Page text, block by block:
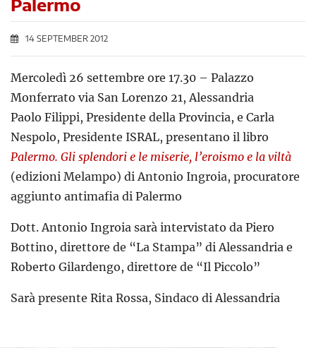
Palermo
14 SEPTEMBER 2012
Mercoledì 26 settembre ore 17.30 – Palazzo
Monferrato via San Lorenzo 21, Alessandria
Paolo Filippi, Presidente della Provincia, e Carla
Nespolo, Presidente ISRAL, presentano il libro
Palermo. Gli splendori e le miserie, l’eroismo e la viltà
(edizioni Melampo) di Antonio Ingroia, procuratore
aggiunto antimafia di Palermo
Dott. Antonio Ingroia sarà intervistato da Piero
Bottino, direttore de “La Stampa” di Alessandria e
Roberto Gilardengo, direttore de “Il Piccolo”
Sarà presente Rita Rossa, Sindaco di Alessandria